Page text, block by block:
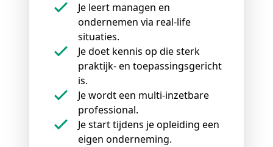
Je leert managen en
ondernemen via real-life
situaties.
Je doet kennis op die sterk
praktijk- en toepassingsgericht
is.
Je wordt een multi-inzetbare
professional.
Je start tijdens je opleiding een
eigen onderneming.